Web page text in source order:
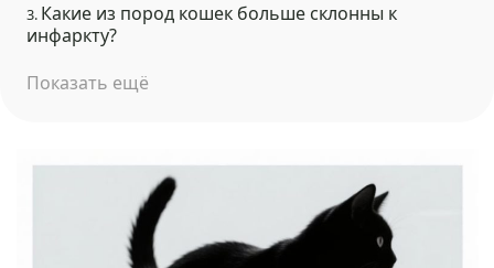
3. Какие из пород кошек больше склонны к
инфаркту?
Показать ещё